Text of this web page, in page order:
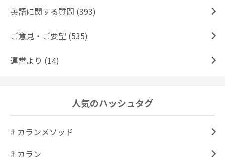
英語に関する質問 (393)
ご意見・ご要望 (535)
運営より (14)
人気のハッシュタグ
# カランメソッド
# カラン